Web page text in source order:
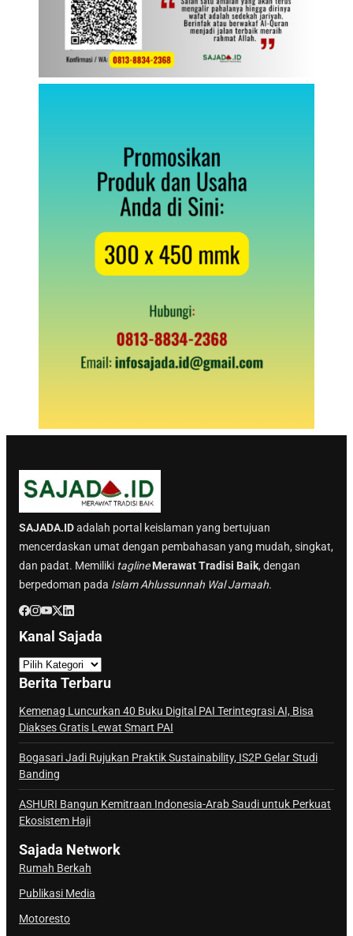
SAJADA.IDadalah portal keislaman yang bertujuan
mencerdaskan umat dengan pembahasan yang mudah, singkat,
dan padat. Memiliki tagline Merawat Tradisi Baik, dengan
berpedoman pada Islam Ahlussunnah Wal Jamaah.
Kanal Sajada
K
a
n
a
l
a
j
a
d
a
Berita Terbaru
Kemenag Luncurkan 40 Buku Digital PAI Terintegrasi AI, Bisa
Diakses Gratis Lewat Smart PAI
Bogasari Jadi Rujukan Praktik Sustainability, IS2P Gelar Studi
Banding
ASHURI Bangun Kemitraan Indonesia-Arab Saudi untuk Perkuat
Ekosistem Haji
Sajada Network
Rumah Berkah
Publikasi Media
Motoresto